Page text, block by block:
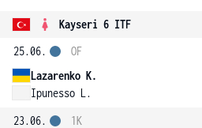
Kayseri 6 ITF
25.06.
Lazarenko K.
Ipunesso L.
OF
23.06.
1K